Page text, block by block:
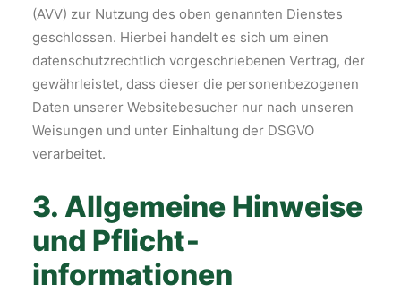
(AVV) zur Nutzung des oben genannten Dienstes
geschlossen. Hierbei handelt es sich um einen
datenschutzrechtlich vorgeschriebenen Vertrag, der
gewährleistet, dass dieser die personenbezogenen
Daten unserer Websitebesucher nur nach unseren
Weisungen und unter Einhaltung der DSGVO
verarbeitet.
3. Allgemeine Hinweise
und Pflicht­
informationen